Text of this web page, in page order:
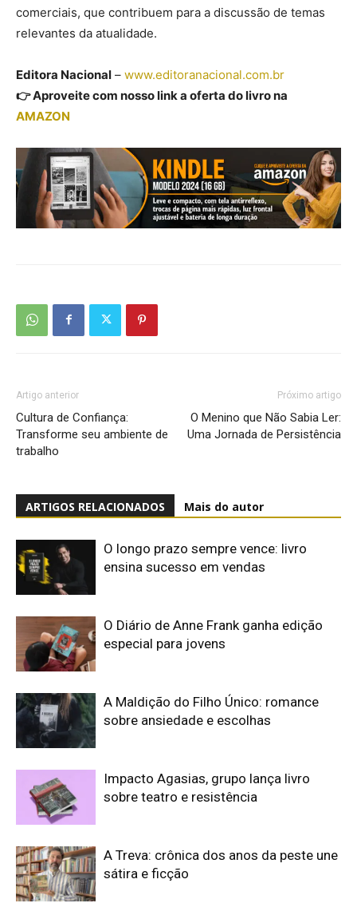
comerciais, que contribuem para a discussão de temas
relevantes da atualidade.
Editora Nacional – www.editoranacional.com.br
👉 Aproveite com nosso link a oferta do livro na
AMAZON
Artigo anterior
Cultura de Confiança:
Transforme seu ambiente de
trabalho
Próximo artigo
O Menino que Não Sabia Ler:
Uma Jornada de Persistência
ARTIGOS RELACIONADOS Mais do autor
O longo prazo sempre vence: livro
ensina sucesso em vendas
O Diário de Anne Frank ganha edição
especial para jovens
A Maldição do Filho Único: romance
sobre ansiedade e escolhas
Impacto Agasias, grupo lança livro
sobre teatro e resistência
A Treva: crônica dos anos da peste une
sátira e ficção